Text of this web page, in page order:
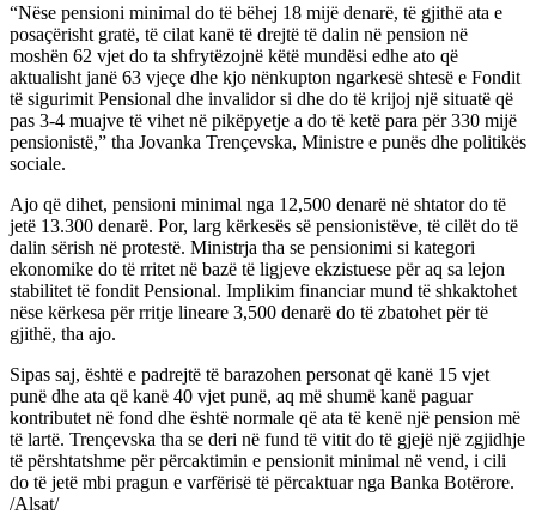
“Nëse pensioni minimal do të bëhej 18 mijë denarë, të gjithë ata e
posaçërisht gratë, të cilat kanë të drejtë të dalin në pension në
moshën 62 vjet do ta shfrytëzojnë këtë mundësi edhe ato që
aktualisht janë 63 vjeçe dhe kjo nënkupton ngarkesë shtesë e Fondit
të sigurimit Pensional dhe invalidor si dhe do të krijoj një situatë që
pas 3-4 muajve të vihet në pikëpyetje a do të ketë para për 330 mijë
pensionistë,” tha Jovanka Trençevska, Ministre e punës dhe politikës
sociale.
Ajo që dihet, pensioni minimal nga 12,500 denarë në shtator do të
jetë 13.300 denarë. Por, larg kërkesës së pensionistëve, të cilët do të
dalin sërish në protestë. Ministrja tha se pensionimi si kategori
ekonomike do të rritet në bazë të ligjeve ekzistuese për aq sa lejon
stabilitet të fondit Pensional. Implikim financiar mund të shkaktohet
nëse kërkesa për rritje lineare 3,500 denarë do të zbatohet për të
gjithë, tha ajo.
Sipas saj, është e padrejtë të barazohen personat që kanë 15 vjet
punë dhe ata që kanë 40 vjet punë, aq më shumë kanë paguar
kontributet në fond dhe është normale që ata të kenë një pension më
të lartë. Trençevska tha se deri në fund të vitit do të gjejë një zgjidhje
të përshtatshme për përcaktimin e pensionit minimal në vend, i cili
do të jetë mbi pragun e varfërisë të përcaktuar nga Banka Botërore.
/Alsat/